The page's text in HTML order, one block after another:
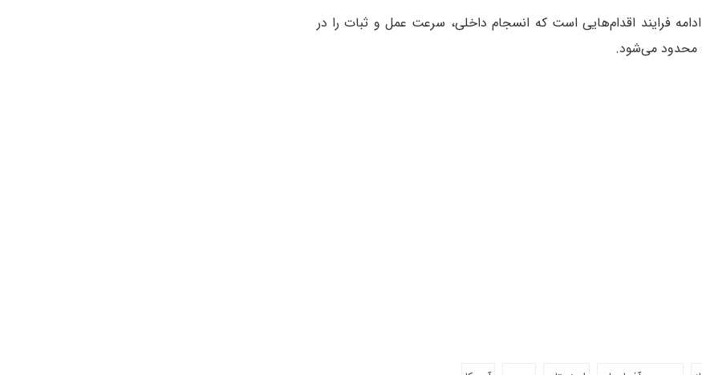
فرایند اقدام‌هایی است که انسجام داخلی، سرعت عمل و ثبات را در
محدود می‌شود.